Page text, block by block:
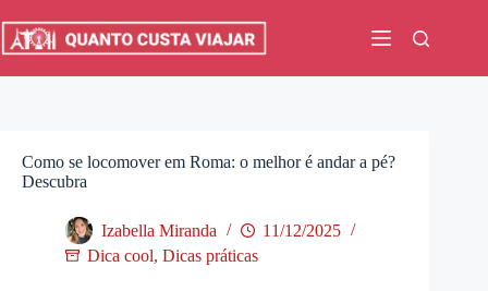
para
Como se locomover em Roma: o melhor é andar a pé?
Descubra
Izabella Miranda
11/12/2025
Dica cool, Dicas práticas